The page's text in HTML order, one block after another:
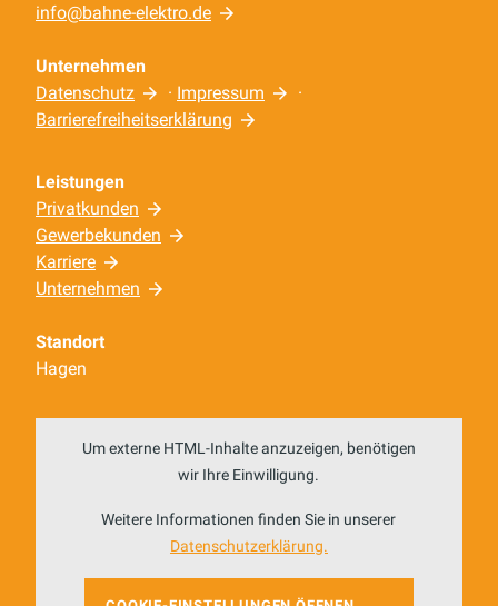
info@bahne-elektro.de
Unternehmen
Datenschutz
· Impressum
·
Barrierefreiheitserklärung
Leistungen
Privatkunden
Gewerbekunden
Karriere
Unternehmen
Standort
Hagen
Um externe HTML-Inhalte anzuzeigen, benötigen
wir Ihre Einwilligung.
Weitere Informationen finden Sie in unserer
Datenschutzerklärung.